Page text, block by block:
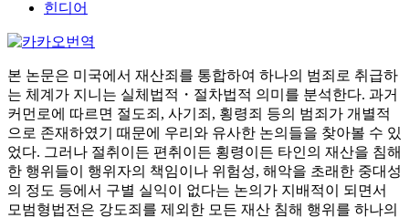
힌디어
본 논문은 미국에서 재산죄를 통합하여 하나의 범죄로 취급하
는 체계가 지니는 실체법적・절차법적 의미를 분석한다. 과거
커먼로에 따르면 절도죄, 사기죄, 횡령죄 등의 범죄가 개별적
으로 존재하였기 때문에 우리와 유사한 논의들을 찾아볼 수 있
었다. 그러나 절취이든 편취이든 횡령이든 타인의 재산을 침해
한 행위들이 행위자의 책임이나 위험성, 해악을 초래한 중대성
의 정도 등에서 구별 실익이 없다는 논의가 지배적이 되면서
모범형법전은 강도죄를 제외한 모든 재산 침해 행위를 하나의